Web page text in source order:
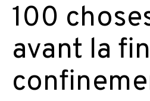
100
avant la